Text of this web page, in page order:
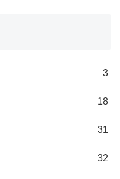
3
18
31
32